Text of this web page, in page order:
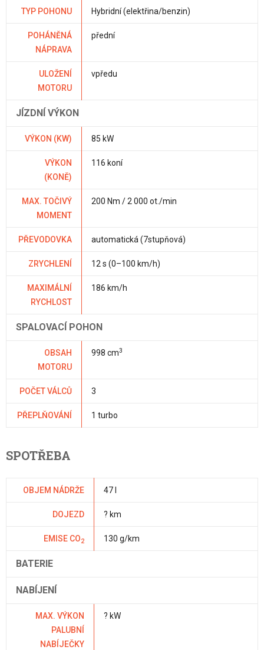
TYP POHONU Hybridní (elektřina/benzin)
POHÁNĚNÁ
NÁPRAVA
přední
ULOŽENÍ
MOTORU
vpředu
JÍZDNÍ VÝKON
VÝKON (KW) 85 kW
VÝKON
(KONĚ)
116 koní
MAX. TOČIVÝ
MOMENT
200 Nm / 2 000 ot./min
PŘEVODOVKA automatická (7stupňová)
ZRYCHLENÍ 12 s (0–100 km/h)
MAXIMÁLNÍ
RYCHLOST
186 km/h
SPALOVACÍ POHON
OBSAH
MOTORU
998 cm3
POČET VÁLCŮ 3
PŘEPLŇOVÁNÍ 1 turbo
SPOTŘEBA
OBJEM NÁDRŽE 47 l
DOJEZD ? km
EMISE CO2 130 g/km
BATERIE
NABÍJENÍ
MAX. VÝKON
PALUBNÍ
NABÍJEČKY
? kW